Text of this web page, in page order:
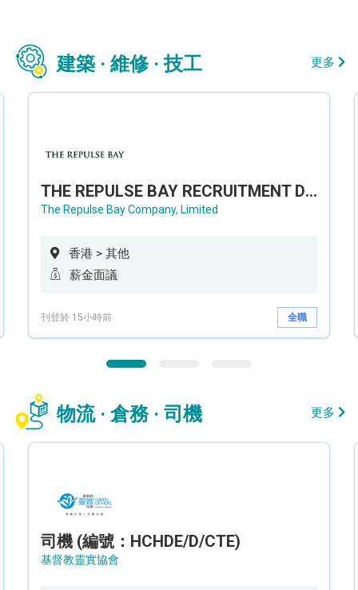
建築 · 維修 · 技工 更多
THE REPULSE BAY RECRUITMENT DAY 淺水灣影灣園人才招聘會
The Repulse Bay Company, Limited
香港 > 其他
薪金面議
刊登於 15小時前 全職
物流 · 倉務 · 司機 更多
司機 (編號：HCHDE/D/CTE)
基督教靈實協會